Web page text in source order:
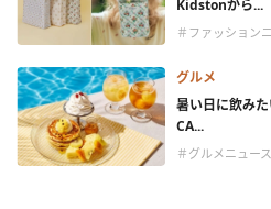
Kidstonから...
＃ファッション
グルメ
暑い日に飲み
CA...
＃グルメニュース